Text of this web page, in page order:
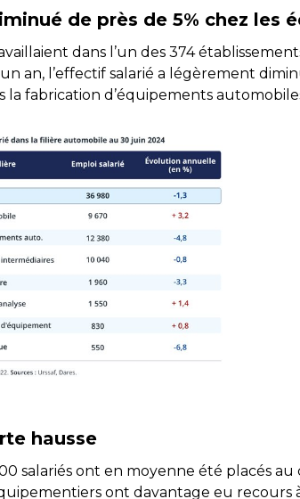
de près de 5% chez les
dans l’un des 374
an, l’effectif salarié a légèrement
la fabrication d’équipements
hausse
salariés ont en moyenne été placés au
ont davantage eu recours